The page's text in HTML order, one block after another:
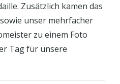
Zusätzlich kamen das
unser mehrfacher
zu einem Foto
Tag für unsere